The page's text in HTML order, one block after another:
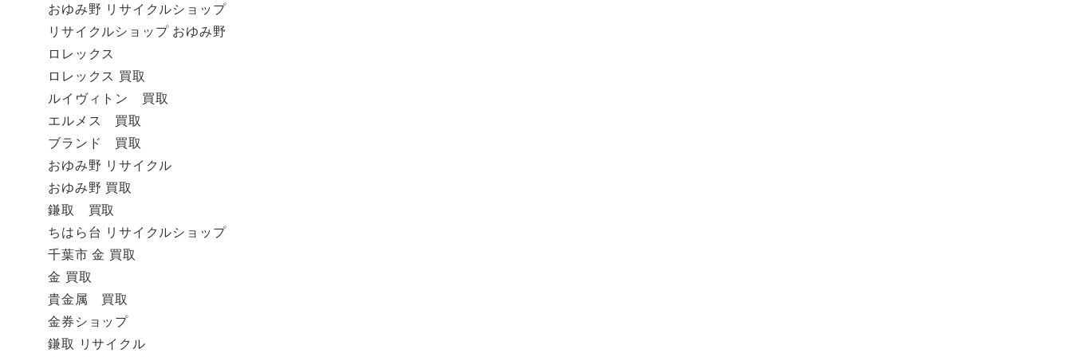
おゆみ野 リサイクルショップ
リサイクルショップ おゆみ野
ロレックス
ロレックス 買取
ルイヴィトン 買取
エルメス 買取
ブランド 買取
おゆみ野 リサイクル
おゆみ野 買取
鎌取 買取
ちはら台 リサイクルショップ
千葉市 金 買取
金 買取
貴金属 買取
金券ショップ
鎌取 リサイクル